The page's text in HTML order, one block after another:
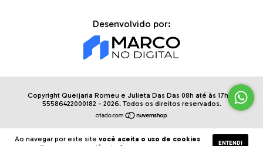
Ao navegar por este site você aceita o uso de cookies
ENTENDI
Desenvolvido por:
Copyright Queijaria Romeu e Julieta Das Das 08h até às 17h. -
55586422000182 - 2026. Todos os direitos reservados.